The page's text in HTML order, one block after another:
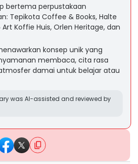
bertema perpustakaan
Tepikota Coffee & Books, Halte
Art Koffie Huis, Orlen Heritage, dan
konsep unik yang
membaca, cita rasa
damai untuk belajar atau
was AI-assisted and reviewed by